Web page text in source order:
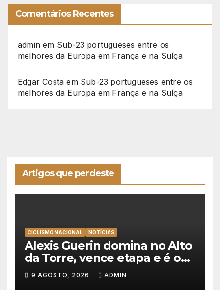
Comentários Recentes
admin em Sub-23 portugueses entre os
melhores da Europa em França e na Suíça
Edgar Costa em Sub-23 portugueses entre os
melhores da Europa em França e na Suíça
Artigos que perdeste
CICLISMO NACIONAL NOTÍCIAS
Alexis Guerin domina no Alto
da Torre, vence etapa e é o
novo líder da Volta a
Portugal 2026!
9 AGOSTO, 2026 ADMIN